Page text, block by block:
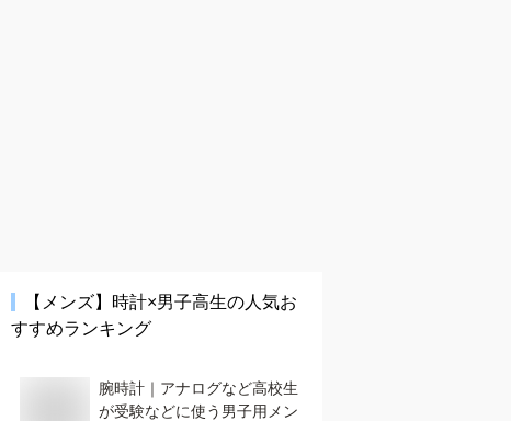
【メンズ】 時計×男子高生の人気お
すすめランキング
腕時計｜アナログなど高校生
が受験などに使う男子用メン